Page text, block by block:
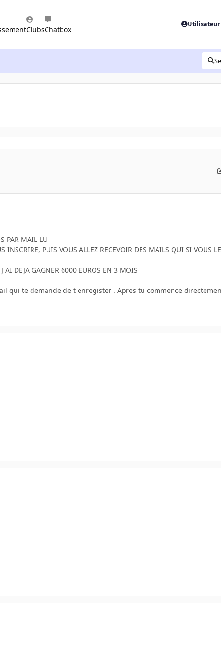
ClubsChatbox
Utilisateur
PAR MAIL LU
INSCRIRE, PUIS VOUS ALLEZ RECEVOIR DES MAILS QUI SI VOUS
AI DEJA GAGNER 6000 EUROS EN 3 MOIS
qui te demande de t enregister . Apres tu commence